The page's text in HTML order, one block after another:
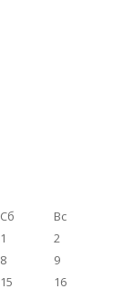
Сб
Вс
1
2
8
9
15
16